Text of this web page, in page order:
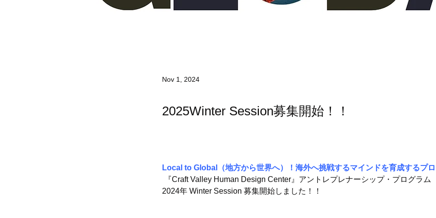
Nov 1, 2024
2025Winter Session募集開始！！
Local to Global（地方から世界へ）！海外へ挑戦するマインドを育成するプ
『Craft Valley Human Design Center』アントレプレナーシップ・プログラム
2024年 Winter Session 募集開始しました！！